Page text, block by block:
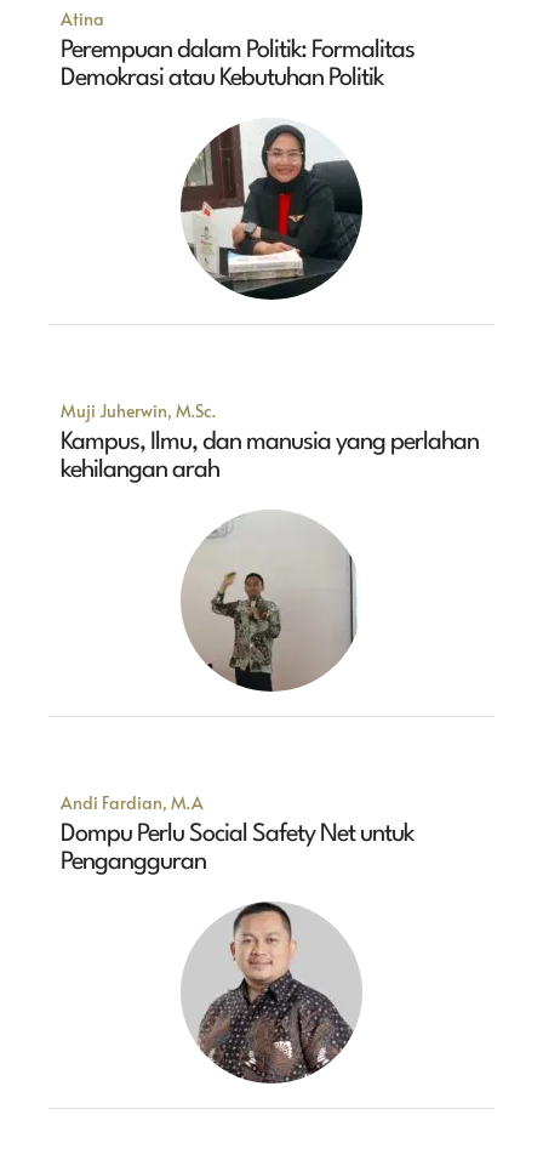
Atina
Perempuan dalam Politik: Formalitas
Demokrasi atau Kebutuhan Politik
Muji Juherwin, M.Sc.
Kampus, Ilmu, dan manusia yang perlahan
kehilangan arah
Andi Fardian, M.A
Dompu Perlu Social Safety Net untuk
Pengangguran